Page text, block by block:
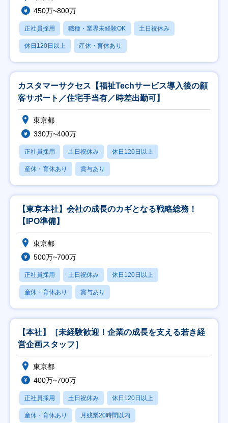
450万~800万
正社員採用 職種・業界未経験OK 土日祝休み
休日120日以上 産休・育休あり
カスタマーサクセス【福祉Techサービス導入後の顧
客サポート／住宅手当有／時差出勤可】
東京都
330万~400万
正社員採用 土日祝休み 休日120日以上
産休・育休あり 賞与あり
【東京本社】会社の成長のカギとなる戦略総務！
【IPO準備】
東京都
500万~700万
正社員採用 土日祝休み 休日120日以上
産休・育休あり 賞与あり
【本社】［未経験歓迎！企業の成長を支える若き経
営企画スタッフ］
東京都
400万~700万
正社員採用 土日祝休み 休日120日以上
産休・育休あり 月残業20時間以内